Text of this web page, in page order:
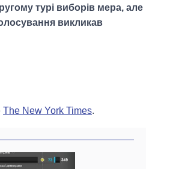
турі виборів мера, але
викликав
The New York Times.